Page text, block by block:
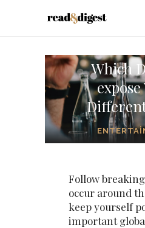
Which
Follow
occur around
keep yourself
important